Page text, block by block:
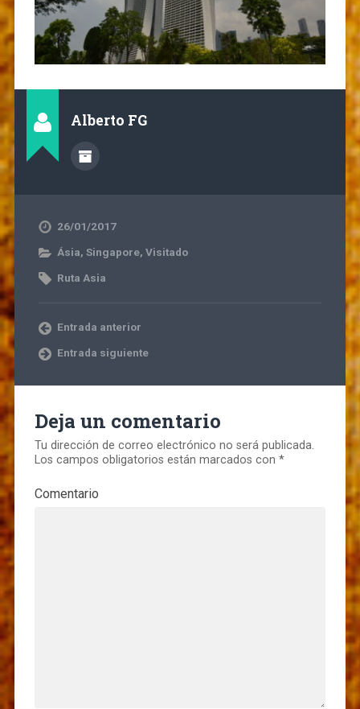
Alberto FG
26/01/2017
Ásia, Singapore, Visitado
Ruta Asia
Entrada anterior
Entrada siguiente
Deja un comentario
Tu dirección de correo electrónico no será publicada.
Los campos obligatorios están marcados con *
Comentario